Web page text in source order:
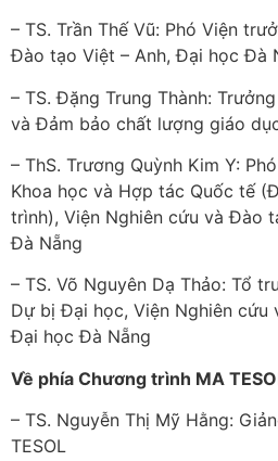
– TS. Trần Thế Vũ: Phó Viện
Đào tạo Việt – Anh, Đại học Đà
– TS. Đặng Trung Thành:
và Đảm bảo chất lượng giáo
– ThS. Trương Quỳnh Kim Y:
Khoa học và Hợp tác Quốc tế
trình), Viện Nghiên cứu và Đào
Đà Nẵng
– TS. Võ Nguyên Dạ Thảo: Tổ
Dự bị Đại học, Viện Nghiên cứu
Đại học Đà Nẵng
Về phía Chương trình MA
– TS. Nguyễn Thị Mỹ Hằng:
TESOL